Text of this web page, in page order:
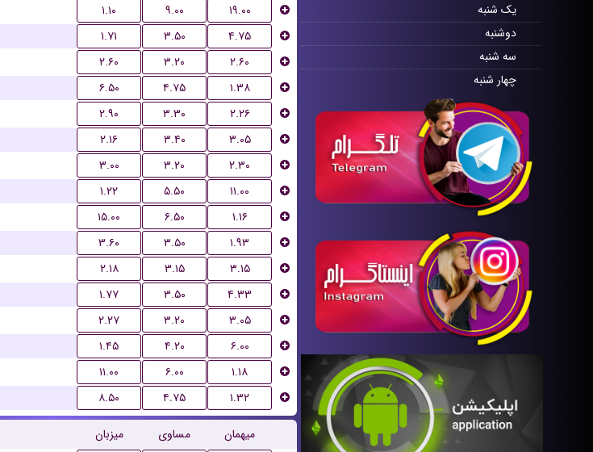
یک شنبه
دوشنبه
سه شنبه
چهار شنبه
۱.۱۰ ۹.۰۰
۱۹.۰۰
۱.۷۱ ۳.۵۰
۴.۷۵
۲.۶۰ ۳.۲۰
۲.۶۰
۶.۵۰ ۴.۷۵
۱.۳۸
۲.۹۰ ۳.۳۰
۲.۲۶
۲.۱۶ ۳.۴۰
۳.۰۵
۳.۰۰ ۳.۲۰
۲.۳۰
۱.۲۲ ۵.۵۰
۱۱.۰۰
۱۵.۰۰ ۶.۵۰
۱.۱۶
۳.۶۰ ۳.۵۰
۱.۹۳
۲.۱۸ ۳.۱۵
۳.۱۵
۱.۷۷ ۳.۵۰
۴.۳۳
۲.۲۷ ۳.۲۰
۳.۰۵
۱.۴۵ ۴.۲۰
۶.۰۰
۱۱.۰۰ ۶.۰۰
۱.۱۸
۸.۵۰ ۴.۷۵ ۱.۳۲
میزبان مساوی
میهمان